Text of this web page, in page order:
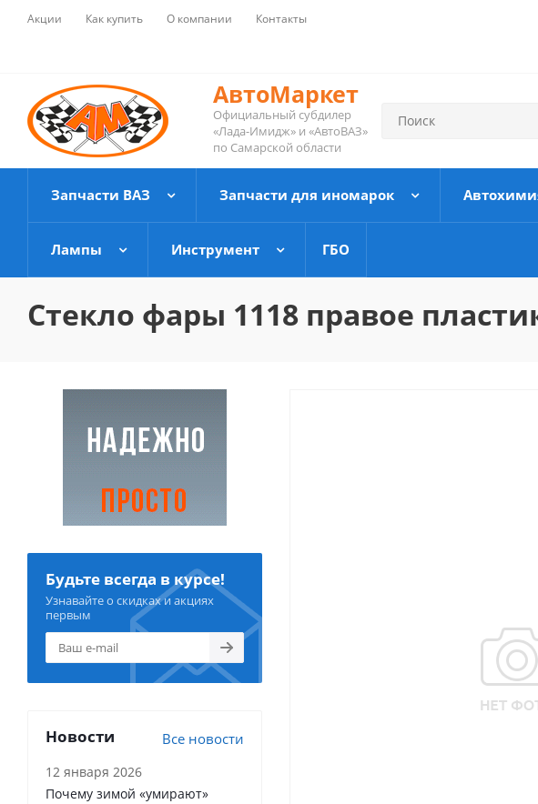
Акции Как купить О компании Контакты
АвтоМаркет
Официальный субдилер
«Лада-Имидж» и «АвтоВАЗ»
по Самарской области
Запчасти ВАЗ Запчасти для иномарок
Лампы Инструмент ГБО
Стекло фары 1118 правое
Будьте всегда в курсе!
Узнавайте о скидках и акциях
первым
Новости Все новости
12 января 2026
Почему зимой «умирают»